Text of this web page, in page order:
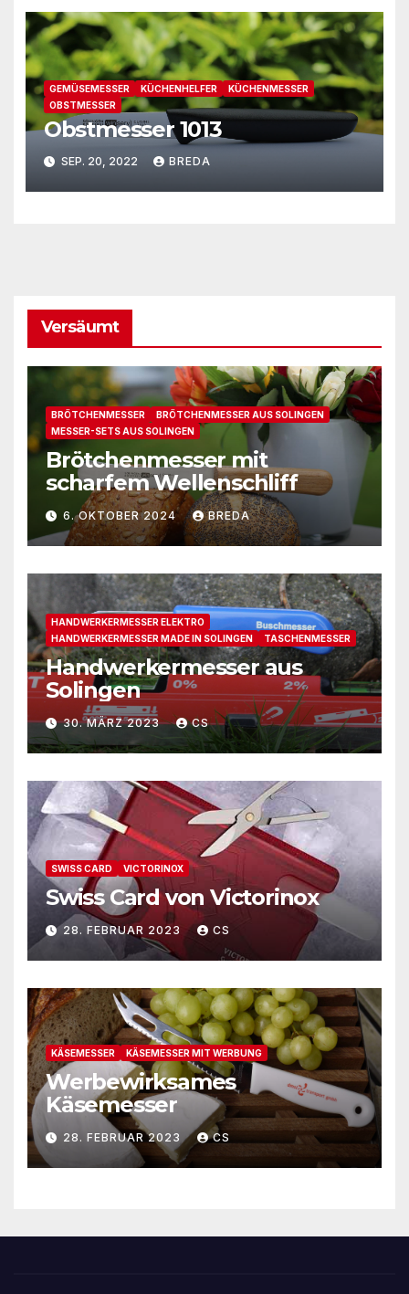
GEMÜSEMESSER KÜCHENHELFER
KÜCHENMESSER
OBSTMESSER
Obstmesser 1013
SEP. 20, 2022 BREDA
Versäumt
BRÖTCHENMESSER
BRÖTCHENMESSER AUS SOLINGEN
MESSER-SETS AUS SOLINGEN
Brötchenmesser mit
scharfem Wellenschliff
6. OKTOBER 2024 BREDA
HANDWERKERMESSER ELEKTRO
HANDWERKERMESSER MADE IN SOLINGEN
TASCHENMESSER
Handwerkermesser aus
Solingen
30. MÄRZ 2023 CS
SWISS CARD VICTORINOX
Swiss Card von Victorinox
28. FEBRUAR 2023 CS
KÄSEMESSER KÄSEMESSER MIT WERBUNG
Werbewirksames
Käsemesser
28. FEBRUAR 2023 CS